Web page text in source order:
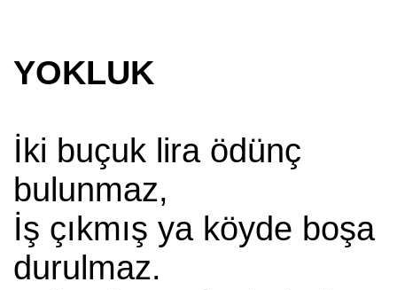
YOKLUK
İki buçuk lira ödünç
bulunmaz,
İş çıkmış ya köyde boşa
durulmaz.